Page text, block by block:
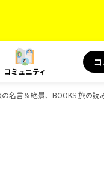
コミュニティ
名言＆絶景、BOOKS 旅の